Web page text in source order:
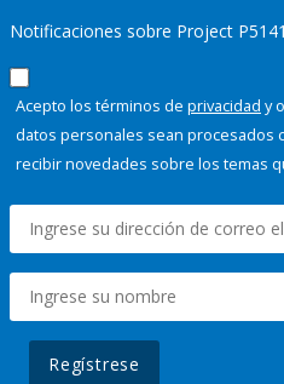
Notificaciones sobre Project
Acepto los términos de privacidad y
datos personales sean procesados
recibir novedades sobre los temas
Regístrese